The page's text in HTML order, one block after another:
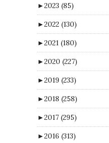
►2023 (85)
►2022 (130)
►2021 (180)
►2020 (227)
►2019 (233)
►2018 (258)
►2017 (295)
►2016 (313)